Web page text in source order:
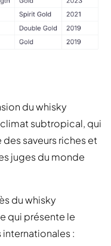
du whisky
subtropical, qui
saveurs riches et
juges du monde
du whisky
qui présente le
: